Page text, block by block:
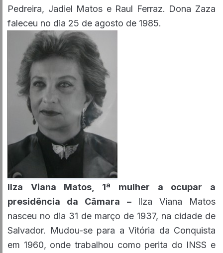
Pedreira, Jadiel Matos e Raul Ferraz. Dona Zaza
faleceu no dia 25 de agosto de 1985.
Ilza Viana Matos, 1ª mulher a ocupar a
presidência da Câmara –
Ilza Viana Matos
nasceu no dia 31 de março de 1937, na cidade de
Salvador. Mudou-se para a Vitória da Conquista
em 1960, onde trabalhou como perita do INSS e